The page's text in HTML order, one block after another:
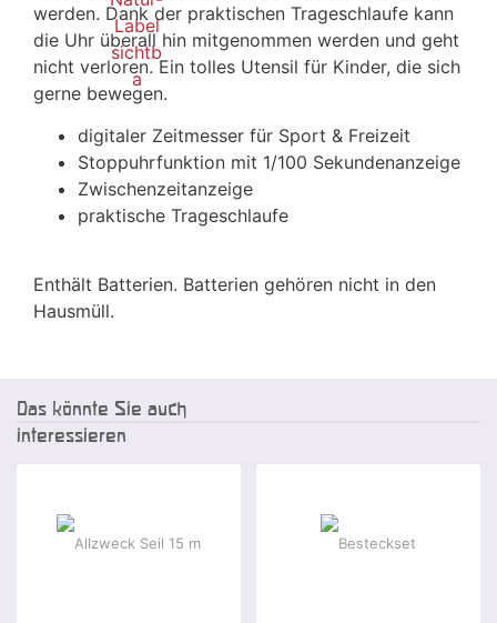
werden. Dank der praktischen Trageschlaufe kann
die Uhr überall hin mitgenommen werden und geht
nicht verloren. Ein tolles Utensil für Kinder, die sich
gerne bewegen.
digitaler Zeitmesser für Sport & Freizeit
Stoppuhrfunktion mit 1/100 Sekundenanzeige
Zwischenzeitanzeige
praktische Trageschlaufe
Enthält Batterien. Batterien gehören nicht in den
Hausmüll.
Das könnte Sie auch
interessieren